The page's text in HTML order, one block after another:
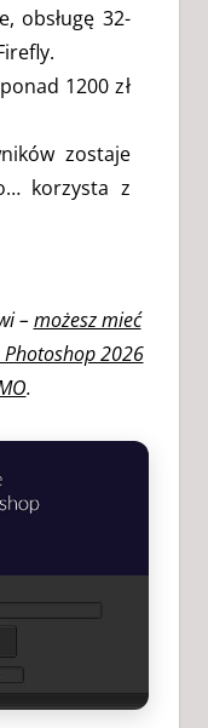
obsługę 32-
1200 zł
zostaje
korzysta z
– możesz mieć
Photoshop 2026
.